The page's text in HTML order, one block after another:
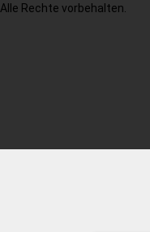
Rechte vorbehalten.